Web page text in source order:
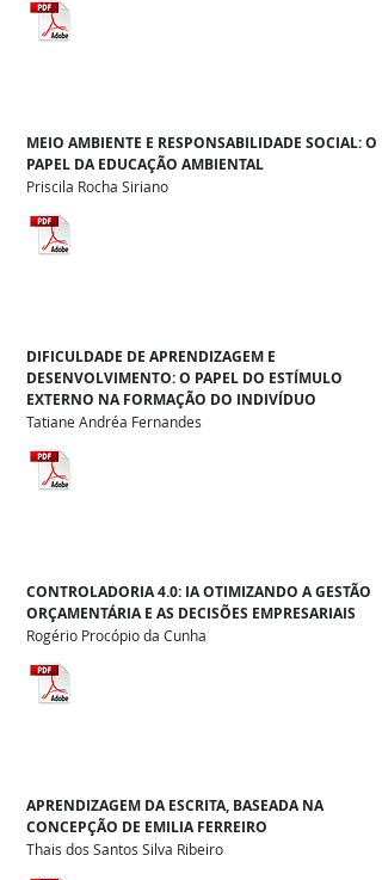
Priscila Rocha Siriano
MEIO AMBIENTE E RESPONSABILIDADE SOCIAL: O
PAPEL DA EDUCAÇÃO AMBIENTAL
Tatiane Andréa Fernandes
DIFICULDADE DE APRENDIZAGEM E
DESENVOLVIMENTO: O PAPEL DO ESTÍMULO
EXTERNO NA FORMAÇÃO DO INDIVÍDUO
Rogério Procópio da Cunha
CONTROLADORIA 4.0: IA OTIMIZANDO A GESTÃO
ORÇAMENTÁRIA E AS DECISÕES EMPRESARIAIS
Thais dos Santos Silva Ribeiro
APRENDIZAGEM DA ESCRITA, BASEADA NA
CONCEPÇÃO DE EMILIA FERREIRO